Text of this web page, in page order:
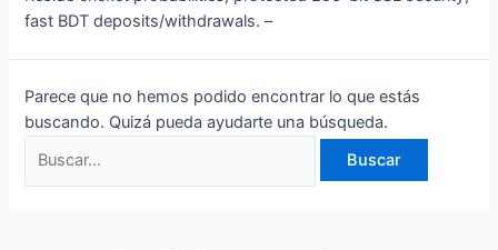
fast BDT deposits/withdrawals. –
Parece que no hemos podido encontrar lo que estás
buscando. Quizá pueda ayudarte una búsqueda.